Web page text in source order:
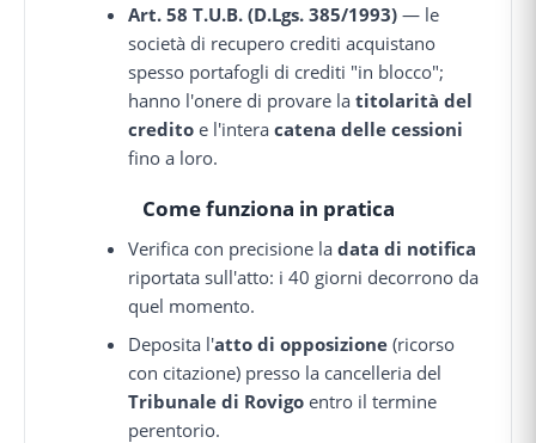
Art. 58 T.U.B. (D.Lgs. 385/1993) — le
società di recupero crediti acquistano
spesso portafogli di crediti "in blocco";
hanno l'onere di provare latitolarità del
credito e l'interacatena delle cessioni
fino a loro.
Come funziona in pratica
Verifica con precisione ladata di notifica
riportata sull'atto: i 40 giorni decorrono da
quel momento.
Deposita l'atto di opposizione (ricorso
con citazione) presso la cancelleria del
Tribunale di Rovigo entro il termine
perentorio.